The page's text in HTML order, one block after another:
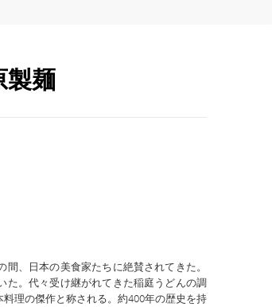
製麺
、日本の美食家たちに絶賛されてきた。
た。代々受け継がれてきた稲庭うどんの調
理の傑作と称される。約400年の歴史を持